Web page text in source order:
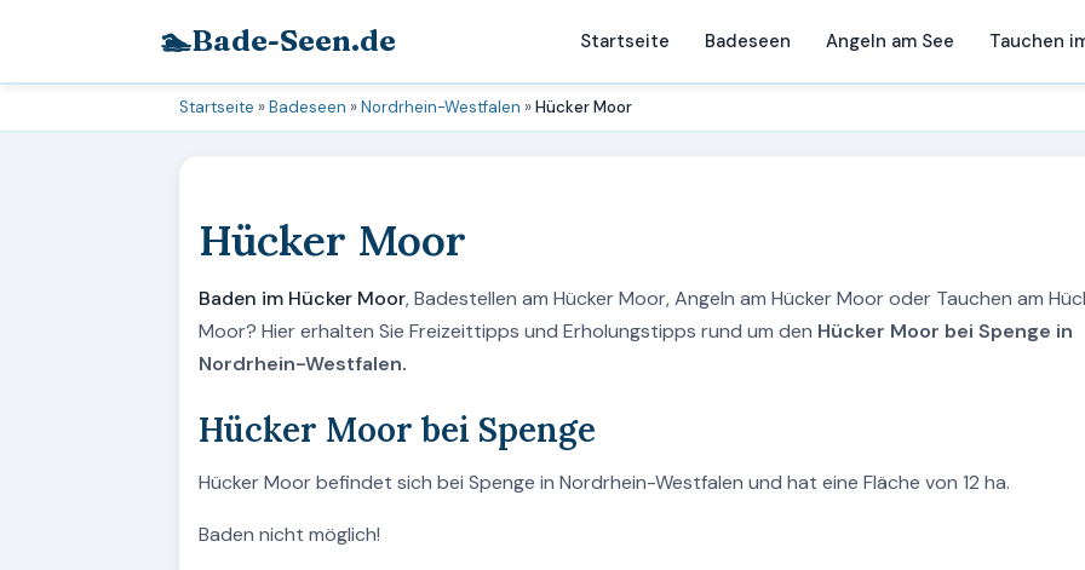
🏊Bade-Seen.de Startseite Badeseen Angeln am See Tauchen
Startseite »Badeseen »Nordrhein-Westfalen »Hücker Moor
Hücker Moor
Baden im Hücker Moor, Badestellen am Hücker Moor, Angeln am Hücker Moor oder Tauchen am
Moor? Hier erhalten Sie Freizeittipps und Erholungstipps rund um den Hücker Moor bei Spenge in
Nordrhein-Westfalen.
Hücker Moor bei Spenge
Hücker Moor befindet sich bei Spenge in Nordrhein-Westfalen und hat eine Fläche von 12 ha.
Baden nicht möglich!